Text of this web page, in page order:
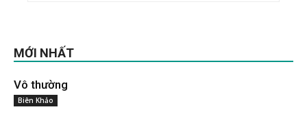
MỚI NHẤT
Vô thường
Biên Khảo